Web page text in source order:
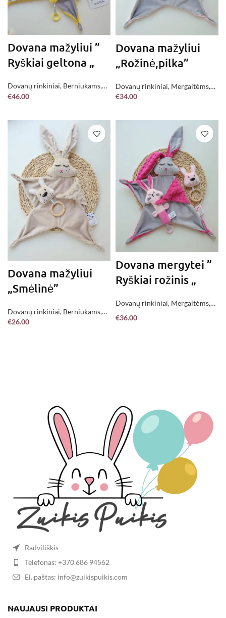
Dovana mažyliui ”
Ryškiai geltona „
Dovanų rinkiniai, Berniukams,
Mergaitėms
€46.00
Dovana mažyliui
„Rožinė,pilka”
Dovanų rinkiniai, Mergaitėms,
Jau pagaminta !
€34.00
Dovana mažyliui
„Smėlinė”
Dovanų rinkiniai, Berniukams,
Mergaitėms
€26.00
Dovana mergytei ”
Ryškiai rožinis „
Dovanų rinkiniai, Mergaitėms,
Jau pagaminta !
€36.00
Radviliškis
Telefonas: +370 686 94562
El. paštas: info@zuikispuikis.com
NAUJAUSI PRODUKTAI